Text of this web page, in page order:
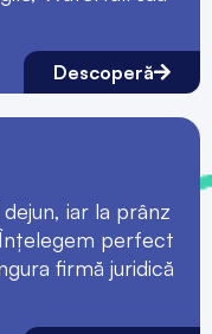
Descoperă
iar la prânz
perfect
firmă juridică